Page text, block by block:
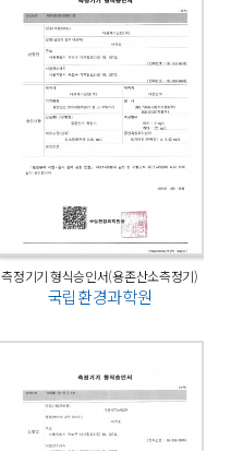
측정기기 형식승인서(용존산소측정기)
국립환경과학원